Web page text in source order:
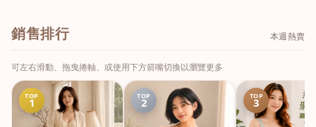
銷售排行 本週熱賣
可左右滑動、拖曳捲軸、或使用下方箭嘴切換以瀏覽更多
TOP
1 TOP
2 TOP
3